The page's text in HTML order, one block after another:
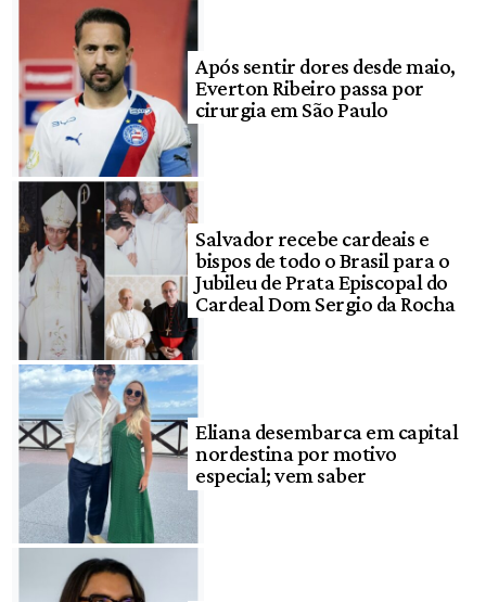
Após sentir dores desde maio,
Everton Ribeiro passa por
cirurgia em São Paulo
Salvador recebe cardeais e
bispos de todo o Brasil para o
Jubileu de Prata Episcopal do
Cardeal Dom Sergio da Rocha
Eliana desembarca em capital
nordestina por motivo
especial; vem saber